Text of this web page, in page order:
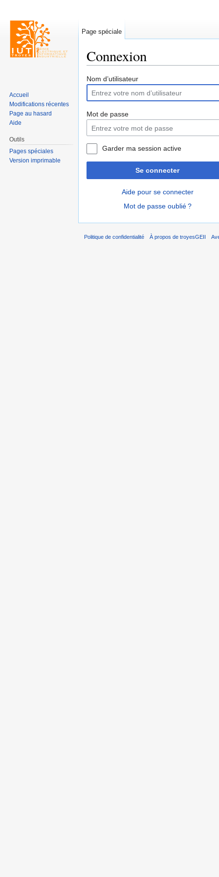
Connexion
Nom d’utilisateur
Mot de passe
Garder ma session active
Se connecter
Aide pour se connecter
Mot de passe oublié ?
Page spéciale
Accueil
Modifications récentes
Page au hasard
Aide
Outils
Pages spéciales
Version imprimable
Politique de confidentialité À propos de troyesGEII